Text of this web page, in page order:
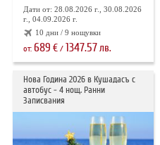
Дати от: 28.08.2026 г., 30.08.2026
г., 04.09.2026 г.
10 дни / 9 нощувки
от: 689 €/ 1347.57лв.
Нова Година 2026 в Кушадасъ с
автобус - 4 нощ. Ранни
Записвания